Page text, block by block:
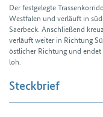
Der festgelegte
West­falen und verläuft in
Saer­beck. Anschließend
verläuft weiter in Richtung
östlicher Richtung und
loh.
Steckbrief